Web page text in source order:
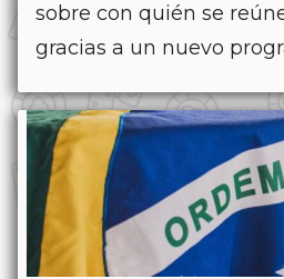
sobre con quién se
gracias a un nuevo